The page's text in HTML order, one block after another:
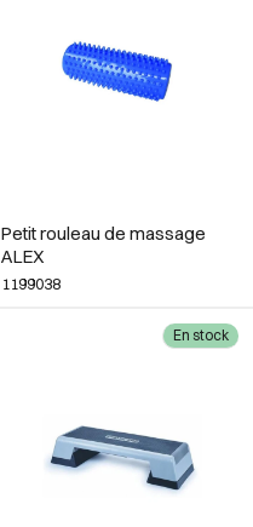
Petit rouleau de massage
ALEX
1199038
En stock